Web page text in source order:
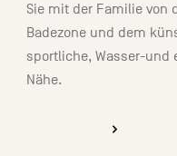
Sie mit der Familie von
Badezone und dem
sportliche, Wasser-und
Nähe.